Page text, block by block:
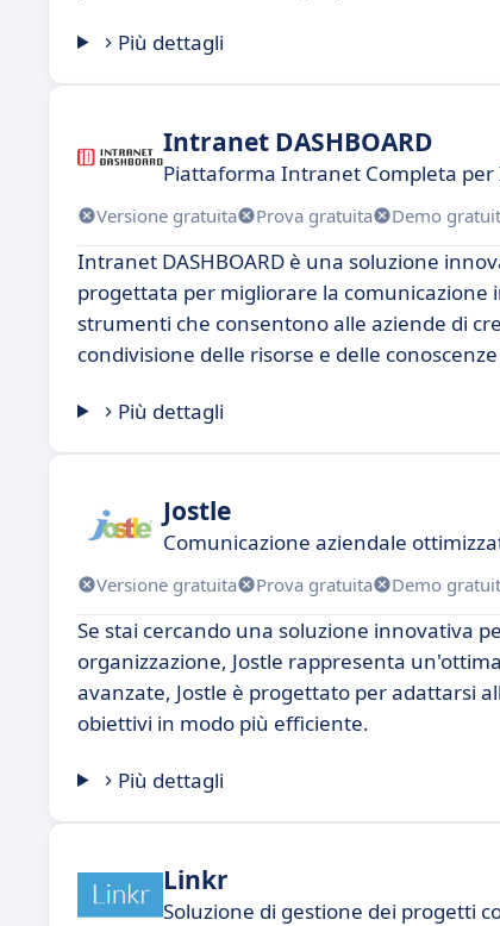
Più dettagli
Intranet DASHBOARD
Piattaforma Intranet Completa
Versione gratuita Prova gratuita Demo
Intranet DASHBOARD è una soluzione
progettata per migliorare la
strumenti che consentono alle aziende di
condivisione delle risorse e delle
Più dettagli
Jostle
Comunicazione aziendale
Versione gratuita Prova gratuita Demo
Se stai cercando una soluzione innovativa
organizzazione, Jostle rappresenta
avanzate, Jostle è progettato per adattarsi
obiettivi in modo più efficiente.
Più dettagli
Linkr
Soluzione di gestione dei progetti